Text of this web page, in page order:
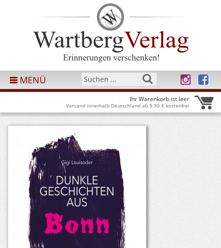
MENÜ
Ihr Warenkorb ist leer
Versand innerhalb Deutschland ab 9,90 € kostenfrei